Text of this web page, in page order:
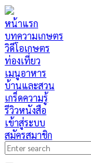
หน้าแรก
บทความเกษตร
วิดีโอเกษตร
ท่องเที่ยว
เมนูอาหาร
บ้านและสวน
เกร็ดความรู้
รีวิวหนังสือ
เข้าสู่ระบบ
สมัครสมาชิก